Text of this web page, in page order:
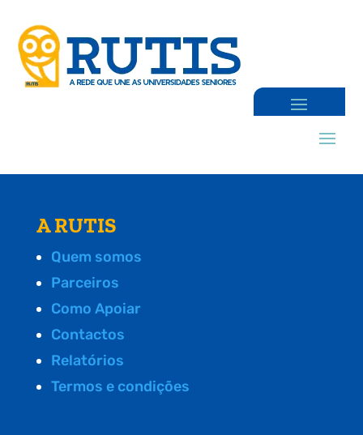
A RUTIS
Quem somos
Parceiros
Como Apoiar
Contactos
Relatórios
Termos e condições